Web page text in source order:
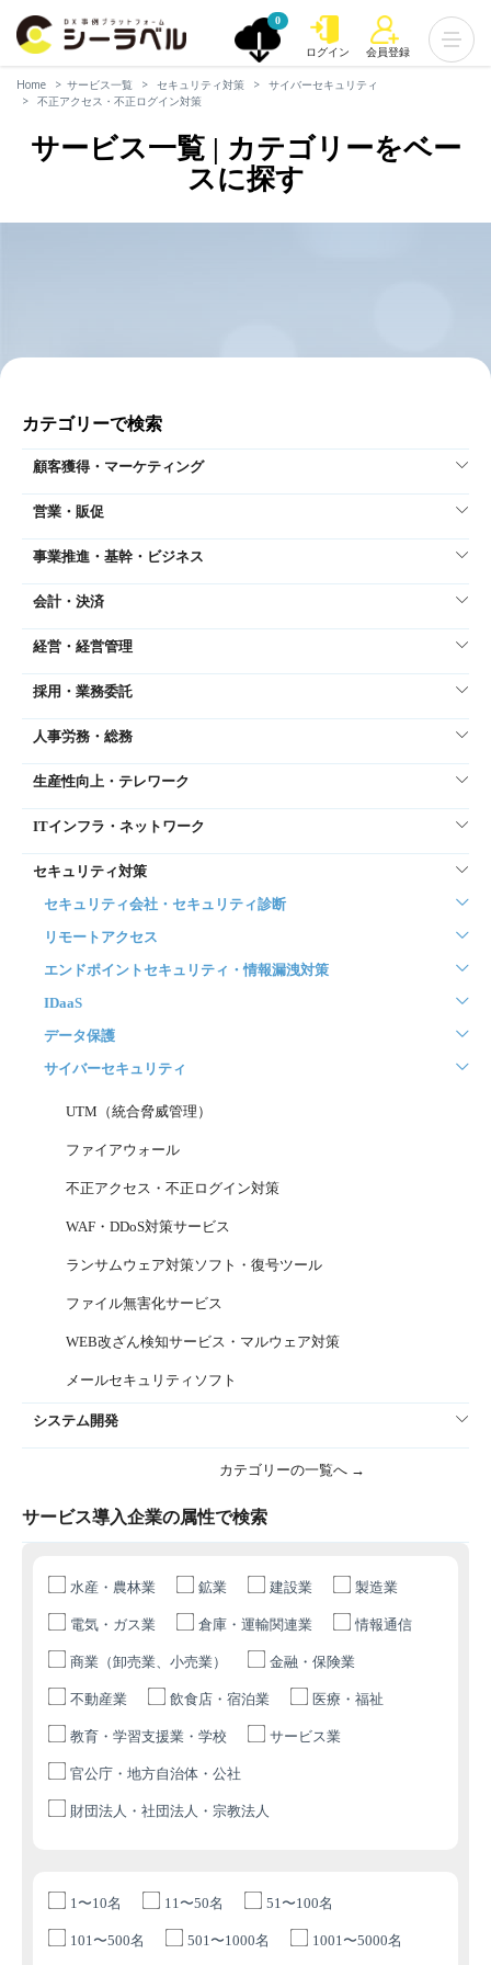
0
ログイン 会員登録
Home サービス一覧 セキュリティ対策
サイバーセキュリティ
不正アクセス・不正ログイン対策
サービス一覧 | カテゴリーをベー
スに探す
カテゴリーで検索
顧客獲得・マーケティング
営業・販促
事業推進・基幹・ビジネス
会計・決済
経営・経営管理
採用・業務委託
人事労務・総務
生産性向上・テレワーク
ITインフラ・ネットワーク
セキュリティ対策
セキュリティ会社・セキュリティ診断
リモートアクセス
エンドポイントセキュリティ・情報漏洩対策
IDaaS
データ保護
サイバーセキュリティ
UTM（統合脅威管理）
ファイアウォール
不正アクセス・不正ログイン対策
WAF・DDoS対策サービス
ランサムウェア対策ソフト・復号ツール
ファイル無害化サービス
WEB改ざん検知サービス・マルウェア対策
メールセキュリティソフト
システム開発
カテゴリーの一覧へ →
サービス導入企業の属性で検索
水産・農林業 鉱業 建設業 製造業
電気・ガス業 倉庫・運輸関連業 情報通信
商業（卸売業、小売業） 金融・保険業
不動産業 飲食店・宿泊業 医療・福祉
教育・学習支援業・学校 サービス業
官公庁・地方自治体・公社
財団法人・社団法人・宗教法人
1〜10名 11〜50名 51〜100名
101〜500名 501〜1000名 1001〜5000名